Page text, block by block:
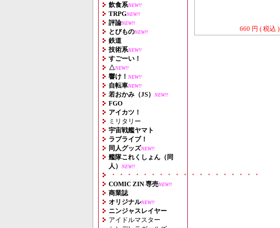
飲食系NEW!!
TRPGNEW!!
評論NEW!!
とびものNEW!!
鉄道
技術系NEW!!
すごーい！
△NEW!!
響け！ NEW!!
自転車NEW!!
若おかみ（JS） NEW!!
FGO
アイカツ！
ミリタリー
宇宙戦艦ヤマト
ラブライブ！
同人グッズNEW!!
艦隊これくしょん（同
人）
NEW!!
・・・・・・・・・・・・・・・・・・・
COMIC ZIN 専売NEW!!
商業誌
オリジナルNEW!!
ニンジャスレイヤー
アイドルマスター
660 円 ( 税込 )